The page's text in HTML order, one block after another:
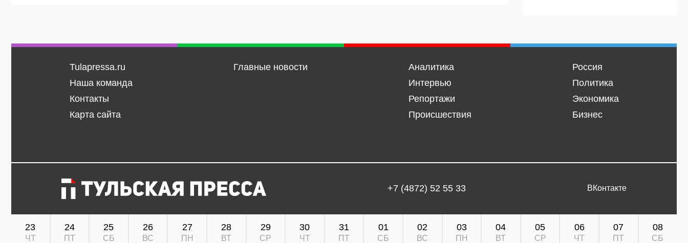
Tulapressa.ru
Наша команда
Контакты
Карта сайта
Главные новости
Аналитика
Интервью
Репортажи
Происшествия
Россия
Политика
Экономика
Бизнес
+7 (4872) 52 55 33 ВКонтакте
23
ЧТ
24
ПТ
25
СБ
26
ВС
27
ПН
28
ВТ
29
СР
30
ЧТ
31
ПТ
01
СБ
02
ВС
03
ПН
04
ВТ
05
СР
06
ЧТ
07
ПТ
08
СБ